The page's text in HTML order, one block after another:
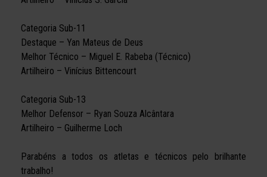
Categoria Sub-11
Destaque – Yan Mateus de Deus
Melhor Técnico – Miguel E. Rabeba (Técnico)
Artilheiro – Vinícius Bittencourt
Categoria Sub-13
Melhor Defensor – Ryan Souza Alcântara
Artilheiro – Guilherme Loch
Parabéns a todos os atletas e técnicos pelo brilhante
trabalho!